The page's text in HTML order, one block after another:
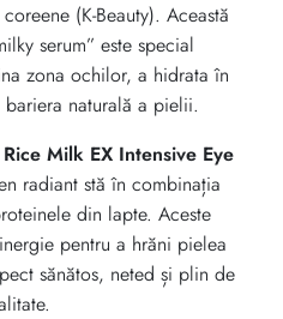
(K-Beauty). Această
serum” este special
zona ochilor, a hidrata în
naturală a pielii.
Milk EX Intensive Eye
radiant stă în combinația
din lapte. Aceste
pentru a hrăni pielea
sănătos, neted și plin de